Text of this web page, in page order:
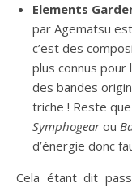
Elements
par Agematsu
c’est des
plus connus pour
des bandes
triche ! Reste
Symphogearou
d’énergie donc
Cela étant dit